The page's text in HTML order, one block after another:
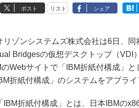
ポスト リスト シェア
ゾンシステムズ株式会社は6日、同
Bridgesの仮想デスクトップ（VDI
のWebサイトで「IBM折紙付構成」
折紙付構成」のシステムをアプラ
折紙付構成」とは、日本IBMの